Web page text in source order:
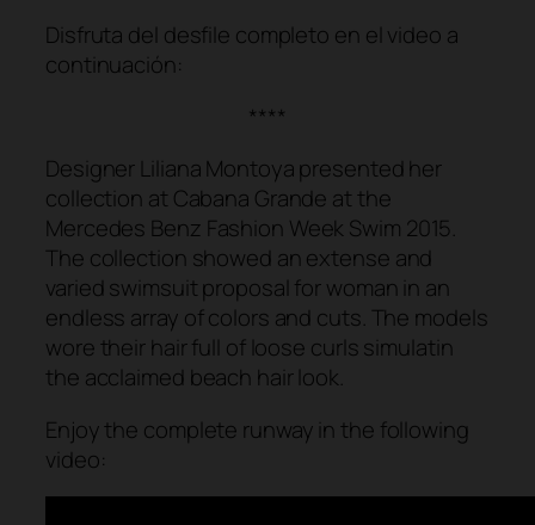
Disfruta del desfile completo en el video a
continuación:
****
Designer Liliana Montoya presented her
collection at Cabana Grande at the
Mercedes Benz Fashion Week Swim 2015.
The collection showed an extense and
varied swimsuit proposal for woman in an
endless array of colors and cuts. The models
wore their hair full of loose curls simulatin
the acclaimed beach hair look.
Enjoy the complete runway in the following
video: